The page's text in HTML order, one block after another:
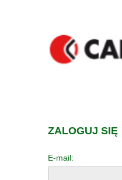
ZALOGUJ SIĘ
E-mail: